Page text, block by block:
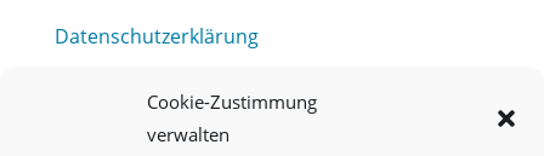
Cookie-Zustimmung
verwalten
Datenschutzerklärung
Haftungsausschluss
Barrierefreiheitserklärung